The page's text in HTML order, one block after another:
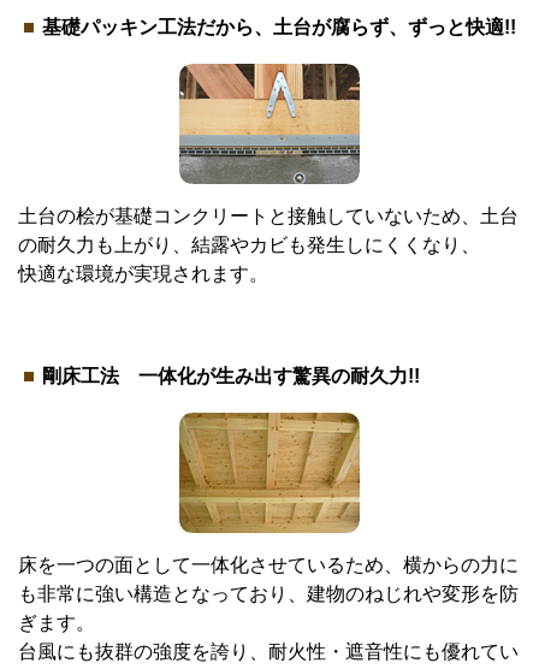
基礎パッキン工法だから、土台が腐らず、ずっと快適!!
土台の桧が基礎コンクリートと接触していないため、土台
の耐久力も上がり、結露やカビも発生しにくくなり、
快適な環境が実現されます。
剛床工法 一体化が生み出す驚異の耐久力!!
床を一つの面として一体化させているため、横からの力に
も非常に強い構造となっており、建物のねじれや変形を防
ぎます。
台風にも抜群の強度を誇り、耐火性・遮音性にも優れてい